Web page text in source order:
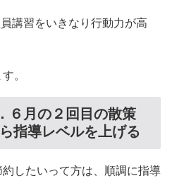
講習をいきなり行動力が高
。
６月の２回目の散策
指導レベルを上げる
したいって方は、順調に指導